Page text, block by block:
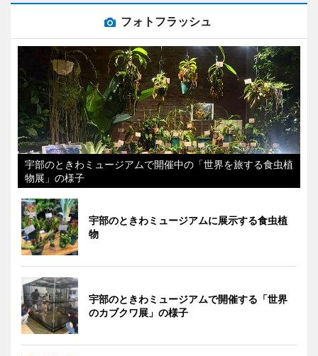
フォトフラッシュ
宇部のときわミュージアムで開催中の「世界を旅する食虫植
物展」の様子
宇部のときわミュージアムに展示する食虫植
物
宇部のときわミュージアムで開催する「世界
のカブクワ展」の様子